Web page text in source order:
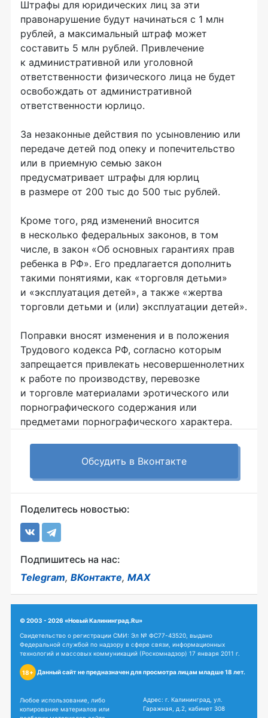
Штрафы для юридических лиц за эти
правонарушение будут начинаться с 1 млн
рублей, а максимальный штраф может
составить 5 млн рублей. Привлечение
к административной или уголовной
ответственности физического лица не будет
освобождать от административной
ответственности юрлицо.
За незаконные действия по усыновлению или
передаче детей под опеку и попечительство
или в приемную семью закон
предусматривает штрафы для юрлиц
в размере от 200 тыс до 500 тыс рублей.
Кроме того, ряд изменений вносится
в несколько федеральных законов, в том
числе, в закон «Об основных гарантиях прав
ребенка в РФ». Его предлагается дополнить
такими понятиями, как «торговля детьми»
и «эксплуатация детей», а также «жертва
торговли детьми и (или) эксплуатации детей».
Поправки вносят изменения и в положения
Трудового кодекса РФ, согласно которым
запрещается привлекать несовершеннолетних
к работе по производству, перевозке
и торговле материалами эротического или
порнографического содержания или
предметами порнографического характера.
Обсудить в Вконтакте
Поделитесь новостью:
Подпишитесь на нас:
Telegram, ВКонтакте, MAX
© 2003 - 2026 «Новый Калининград.Ru»
Свидетельство о регистрации СМИ: Эл № ФС77-43520, выдано
Федеральной службой по надзору в сфере связи, информационных
технологий и массовых коммуникаций (Роскомнадзор) 17 января 2011 г.
18+ Данный сайт не предназначен для просмотра лицам младше 18 лет.
Любое использование, либо
копирование материалов или
Адрес: г. Калининград, ул.
Гаражная, д.2, кабинет 308